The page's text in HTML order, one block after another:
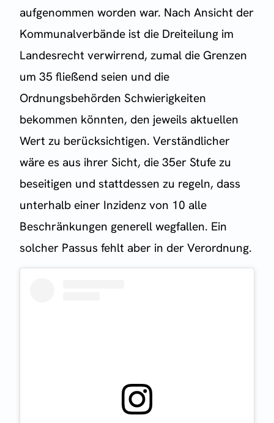
aufgenommen worden war. Nach Ansicht der
Kommunalverbände ist die Dreiteilung im
Landesrecht verwirrend, zumal die Grenzen
um 35 fließend seien und die
Ordnungsbehörden Schwierigkeiten
bekommen könnten, den jeweils aktuellen
Wert zu berücksichtigen. Verständlicher
wäre es aus ihrer Sicht, die 35er Stufe zu
beseitigen und stattdessen zu regeln, dass
unterhalb einer Inzidenz von 10 alle
Beschränkungen generell wegfallen. Ein
solcher Passus fehlt aber in der Verordnung.